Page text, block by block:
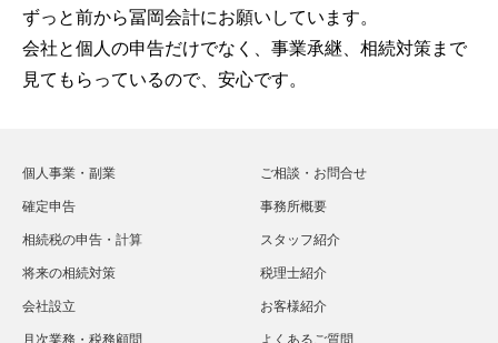
ずっと前から冨岡会計にお願いしています。
会社と個人の申告だけでなく、事業承継、相続対策まで
見てもらっているので、安心です。
個人事業・副業
確定申告
相続税の申告・計算
将来の相続対策
会社設立
月次業務・税務顧問
ご相談・お問合せ
事務所概要
スタッフ紹介
税理士紹介
お客様紹介
よくあるご質問